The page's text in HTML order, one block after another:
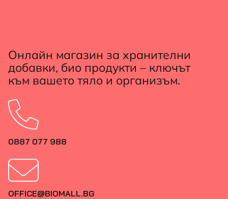
Онлайн магазин за хранителни
добавки, био продукти – ключът
към вашето тяло и организъм.
0887 077 988
OFFICE@BIOMALL.BG